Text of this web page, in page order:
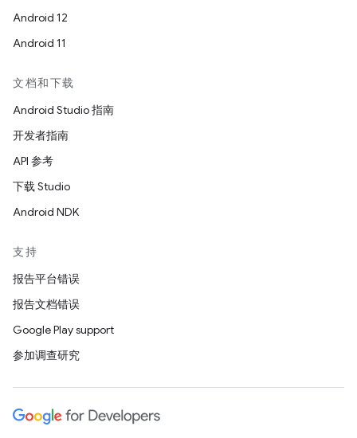
Android 12
Android 11
文档和下载
Android Studio 指南
开发者指南
API 参考
下载 Studio
Android NDK
支持
报告平台错误
报告文档错误
Google Play support
参加调查研究